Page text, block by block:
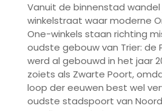
Vanuit de binnenstad wandel
winkelstraat waar moderne
One-winkels staan richting
oudste gebouw van Trier: de
werd al gebouwd in het jaar
zoiets als Zwarte Poort,
loop der eeuwen best wel
oudste stadspoort van